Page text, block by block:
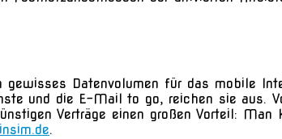
Datenvolumen für das mobile
und die E-Mail to go, reichen sie aus.
Verträge einen großen Vorteil:
.